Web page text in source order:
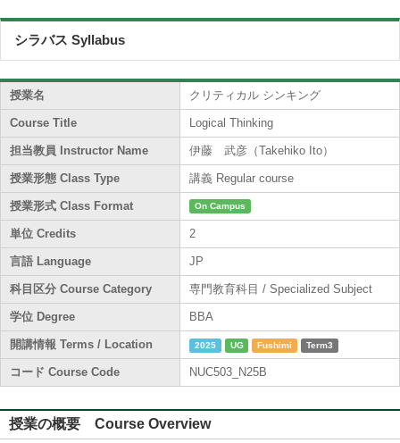
シラバス Syllabus
授業名 クリティカル シンキング
Course Title Logical Thinking
担当教員 Instructor Name 伊藤 武彦（Takehiko Ito）
授業形態 Class Type 講義 Regular course
授業形式 Class Format On Campus
単位 Credits 2
言語 Language JP
科目区分 Course Category 専門教育科目 / Specialized Subject
学位 Degree BBA
開講情報 Terms / Location 2025 UG Fushimi Term3
コード Course Code NUC503_N25B
授業の概要 Course Overview